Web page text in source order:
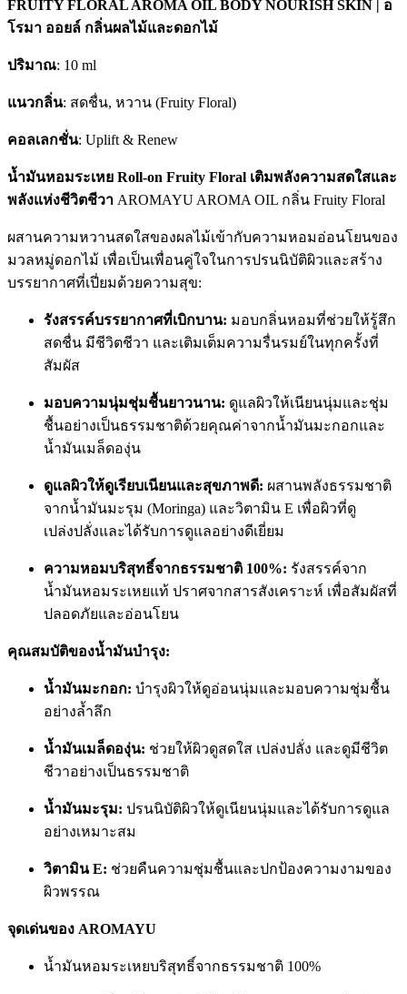
FRUITY FLORAL AROMA OIL BODY NOURISH SKIN | อ
โรมา ออยล์ กลิ่นผลไม้และดอกไม้
ปริมาณ: 10 ml
แนวกลิ่น: สดชื่น, หวาน (Fruity Floral)
คอลเลกชั่น: Uplift & Renew
น้ำมันหอมระเหย Roll-on Fruity Floral เติมพลังความสดใสและ
พลังแห่งชีวิตชีวา AROMAYU AROMA OIL กลิ่น Fruity Floral
ผสานความหวานสดใสของผลไม้เข้ากับความหอมอ่อนโยนของ
มวลหมู่ดอกไม้ เพื่อเป็นเพื่อนคู่ใจในการปรนนิบัติผิวและสร้าง
บรรยากาศที่เปี่ยมด้วยความสุข:
รังสรรค์บรรยากาศที่เบิกบาน: มอบกลิ่นหอมที่ช่วยให้รู้สึก
สดชื่น มีชีวิตชีวา และเติมเต็มความรื่นรมย์ในทุกครั้งที่
สัมผัส
มอบความนุ่มชุ่มชื้นยาวนาน: ดูแลผิวให้เนียนนุ่มและชุ่ม
ชื้นอย่างเป็นธรรมชาติด้วยคุณค่าจากน้ำมันมะกอกและ
น้ำมันเมล็ดองุ่น
ดูแลผิวให้ดูเรียบเนียนและสุขภาพดี: ผสานพลังธรรมชาติ
จากน้ำมันมะรุม (Moringa) และวิตามิน E เพื่อผิวที่ดู
เปล่งปลั่งและได้รับการดูแลอย่างดีเยี่ยม
ความหอมบริสุทธิ์จากธรรมชาติ 100%: รังสรรค์จาก
น้ำมันหอมระเหยแท้ ปราศจากสารสังเคราะห์ เพื่อสัมผัสที่
ปลอดภัยและอ่อนโยน
คุณสมบัติของน้ำมันบำรุง:
น้ำมันมะกอก: บำรุงผิวให้ดูอ่อนนุ่มและมอบความชุ่มชื้น
อย่างล้ำลึก
น้ำมันเมล็ดองุ่น: ช่วยให้ผิวดูสดใส เปล่งปลั่ง และดูมีชีวิต
ชีวาอย่างเป็นธรรมชาติ
น้ำมันมะรุม: ปรนนิบัติผิวให้ดูเนียนนุ่มและได้รับการดูแล
อย่างเหมาะสม
วิตามิน E: ช่วยคืนความชุ่มชื้นและปกป้องความงามของ
ผิวพรรณ
จุดเด่นของ AROMAYU
น้ำมันหอมระเหยบริสุทธิ์จากธรรมชาติ 100%